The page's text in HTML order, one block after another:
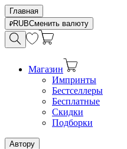
Главная
RUBСменить валюту
Магазин
Импринты
Бестселлеры
Бесплатные
Скидки
Подборки
Автору